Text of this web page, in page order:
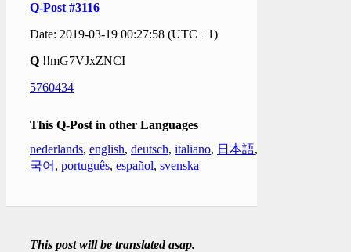
Q-Post #3116
Date: 2019-03-19 00:27:58 (UTC +1)
Q !!mG7VJxZNCI
5760434
This Q-Post in other Languages
nederlands, english, deutsch, italiano, 日本語,
국어 , português, español, svenska
This post will be translated asap.